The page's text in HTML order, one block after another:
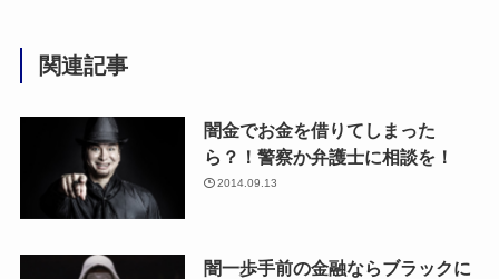
関連記事
闇金でお金を借りてしまった
ら？！警察か弁護士に相談を！
2014.09.13
闇一歩手前の金融ならブラックに